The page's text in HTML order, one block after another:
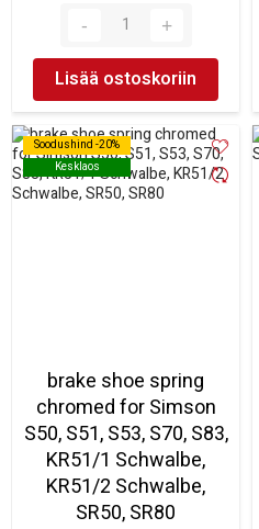
Lisää ostoskoriin
Soodushind -20%
Kesklaos
Soodushind -20%
Kesklaos
brake shoe spring
chromed for Simson
S50, S51, S53, S70, S83,
KR51/1 Schwalbe,
KR51/2 Schwalbe,
SR50, SR80